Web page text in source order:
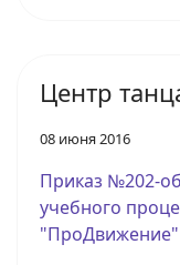
Центр
08 июня 2016
Приказ №202-
учебного
"ПроДвижение"